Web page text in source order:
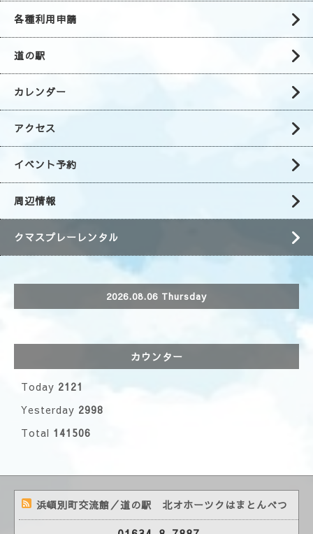
各種利用申請
道の駅
カレンダー
アクセス
イベント予約
周辺情報
クマスプレーレンタル
2026.08.06 Thursday
カウンター
Today 2121
Yesterday 2998
Total 141506
浜頓別町交流館／道の駅 北オホーツクはまとんべつ